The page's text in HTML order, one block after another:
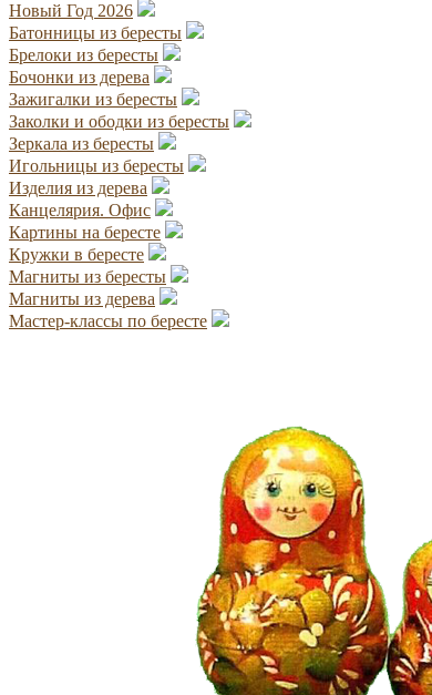
Новый Год 2026
Батонницы из бересты
Брелоки из бересты
Бочонки из дерева
Зажигалки из бересты
Заколки и ободки из бересты
Зеркала из бересты
Игольницы из бересты
Изделия из дерева
Канцелярия. Офис
Картины на бересте
Кружки в бересте
Магниты из бересты
Магниты из дерева
Мастер-классы по бересте